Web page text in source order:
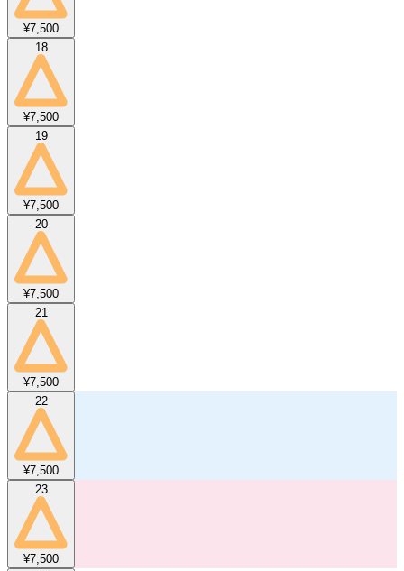
¥7,500
18
¥7,500
19
¥7,500
20
¥7,500
21
¥7,500
22
¥7,500
23
¥7,500